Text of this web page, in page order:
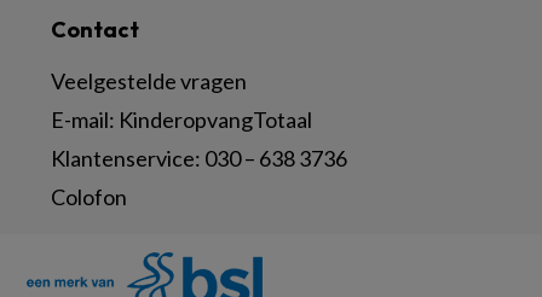
Contact
Veelgestelde vragen
E-mail: KinderopvangTotaal
Klantenservice: 030 – 638 3736
Colofon